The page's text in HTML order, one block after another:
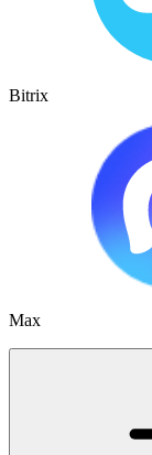
Bitrix
Max